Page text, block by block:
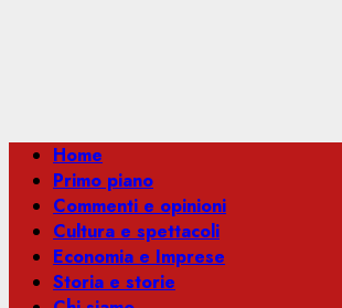
Menu
principale
Home
Primo piano
Commenti e opinioni
Cultura e spettacoli
Economia e Imprese
Storia e storie